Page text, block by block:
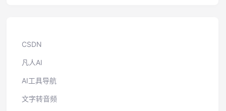
CSDN
凡人AI
AI工具导航
文字转音频